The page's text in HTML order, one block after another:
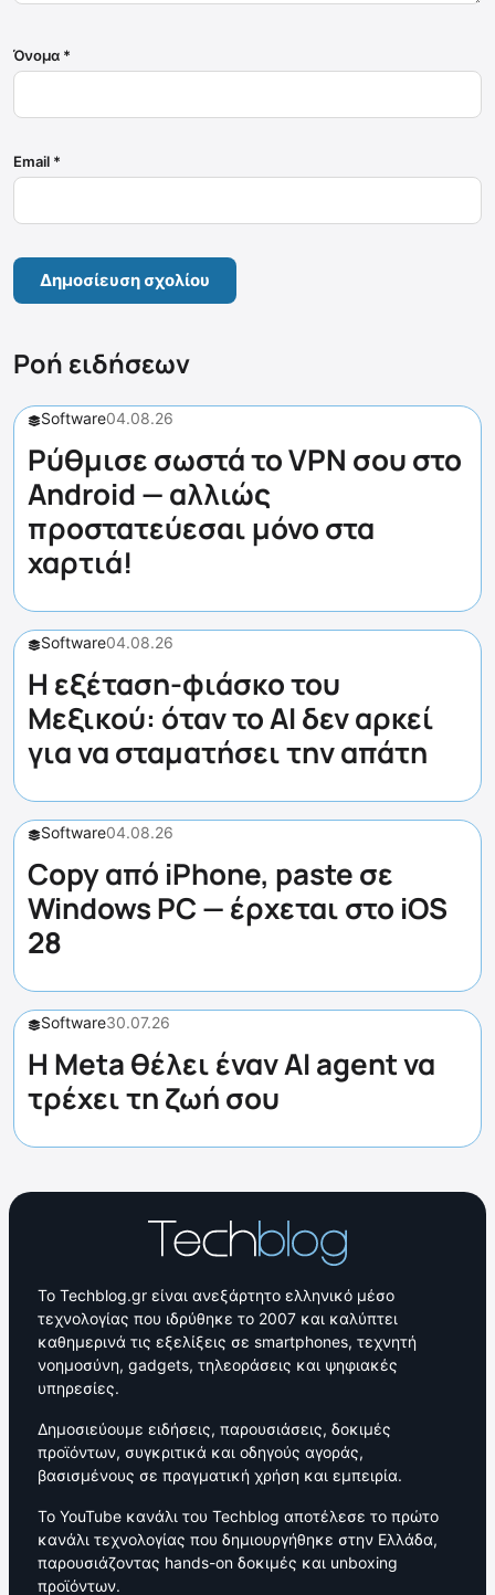
Όνομα *
Email *
Ροή ειδήσεων
Software04.08.26
Ρύθμισε σωστά το VPN σου στο
Android — αλλιώς
προστατεύεσαι μόνο στα
χαρτιά!
Software04.08.26
Η εξέταση-φιάσκο του
Μεξικού: όταν το AI δεν αρκεί
για να σταματήσει την απάτη
Software04.08.26
Copy από iPhone, paste σε
Windows PC — έρχεται στο iOS
28
Software30.07.26
Η Meta θέλει έναν AI agent να
τρέχει τη ζωή σου
Το Techblog.gr είναι ανεξάρτητο ελληνικό μέσο
τεχνολογίας που ιδρύθηκε το 2007 και καλύπτει
καθημερινά τις εξελίξεις σε smartphones, τεχνητή
νοημοσύνη, gadgets, τηλεοράσεις και ψηφιακές
υπηρεσίες.
Δημοσιεύουμε ειδήσεις, παρουσιάσεις, δοκιμές
προϊόντων, συγκριτικά και οδηγούς αγοράς,
βασισμένους σε πραγματική χρήση και εμπειρία.
Το YouTube κανάλι του Techblog αποτέλεσε το πρώτο
κανάλι τεχνολογίας που δημιουργήθηκε στην Ελλάδα,
παρουσιάζοντας hands-on δοκιμές και unboxing
προϊόντων.